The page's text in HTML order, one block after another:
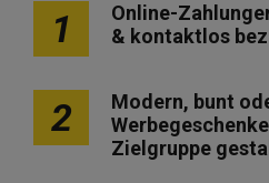
1
Online-
& kontaktlos
2
Modern, bunt
Zielgruppe